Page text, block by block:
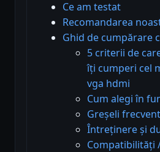
Ce am testat
Recomandarea
Ghid de cumpărare
5 criterii de
îți cumperi cel
vga hdmi
Cum alegi în
Greșeli
Întreținere și
Compatibilități